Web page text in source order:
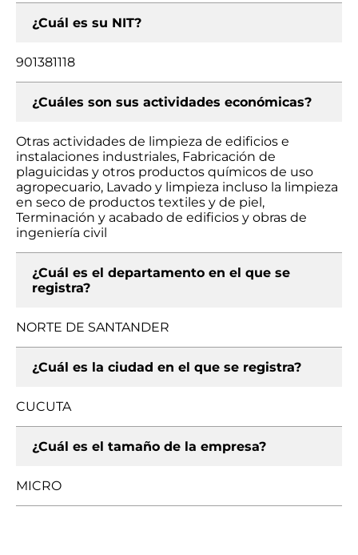
¿Cuál es su NIT?
901381118
¿Cuáles son sus actividades económicas?
Otras actividades de limpieza de edificios e
instalaciones industriales, Fabricación de
plaguicidas y otros productos químicos de uso
agropecuario, Lavado y limpieza incluso la limpieza
en seco de productos textiles y de piel,
Terminación y acabado de edificios y obras de
ingeniería civil
¿Cuál es el departamento en el que se
registra?
NORTE DE SANTANDER
¿Cuál es la ciudad en el que se registra?
CUCUTA
¿Cuál es el tamaño de la empresa?
MICRO